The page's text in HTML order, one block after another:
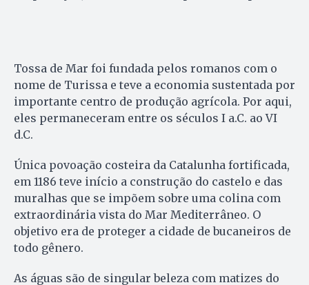
Tossa de Mar foi fundada pelos romanos com o
nome de Turissa e teve a economia sustentada por
importante centro de produção agrícola. Por aqui,
eles permaneceram entre os séculos I a.C. ao VI
d.C.
Única povoação costeira da Catalunha fortificada,
em 1186 teve início a construção do castelo e das
muralhas que se impõem sobre uma colina com
extraordinária vista do Mar Mediterrâneo. O
objetivo era de proteger a cidade de bucaneiros de
todo gênero.
As águas são de singular beleza com matizes do